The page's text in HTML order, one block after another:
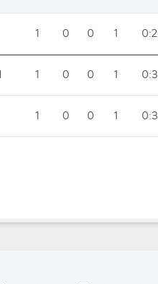
1 0 0 1 0:2
1 0 0 1 0:3
1 0 0 1 0:3